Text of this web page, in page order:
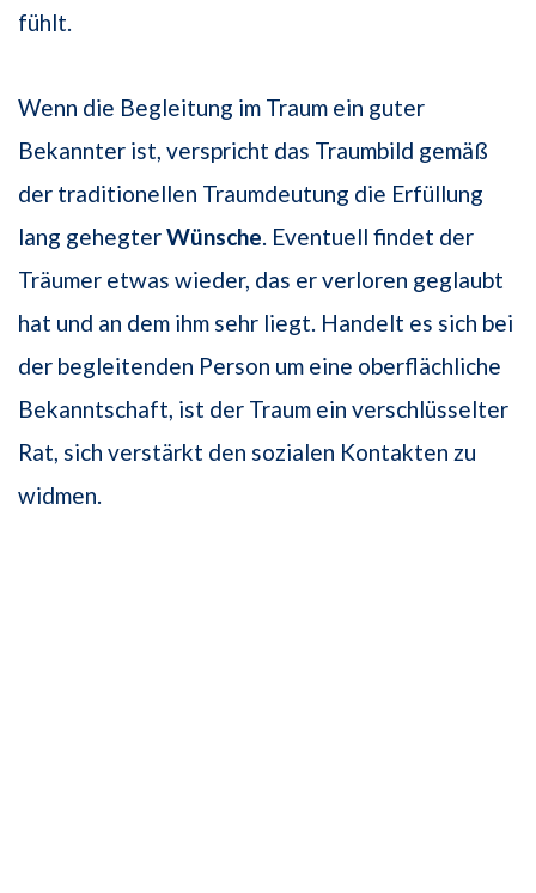
fühlt.
Wenn die Begleitung im Traum ein guter
Bekannter ist, verspricht das Traumbild gemäß
der traditionellen Traumdeutung die Erfüllung
lang gehegterWünsche. Eventuell findet der
Träumer etwas wieder, das er verloren geglaubt
hat und an dem ihm sehr liegt. Handelt es sich bei
der begleitenden Person um eine oberflächliche
Bekanntschaft, ist der Traum ein verschlüsselter
Rat, sich verstärkt den sozialen Kontakten zu
widmen.